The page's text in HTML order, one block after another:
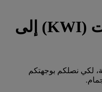
الرحلات من الكويت (KWI) إلى
لكي نصلكم بوجهتكم